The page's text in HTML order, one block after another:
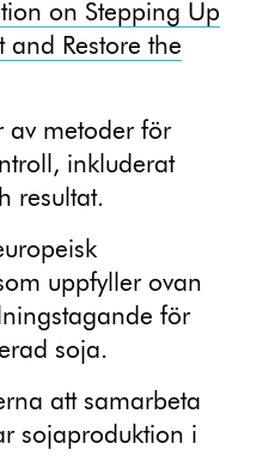
on Stepping Up
and Restore the
av metoder för
inkluderat
resultat.
uppfyller ovan
för
soja.
att samarbeta
sojaproduktion i